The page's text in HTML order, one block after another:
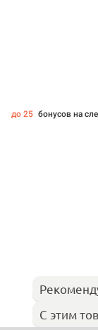
до 25 бонусов на
С этим